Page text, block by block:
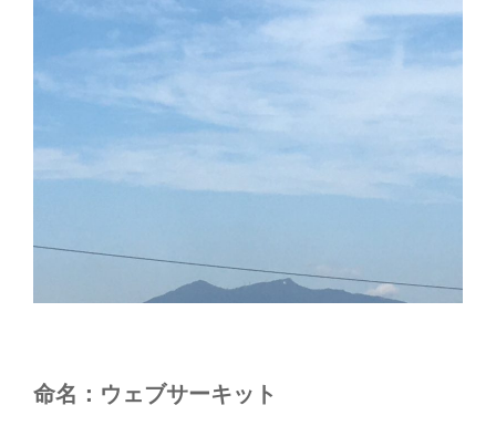
命名：ウェブサーキット